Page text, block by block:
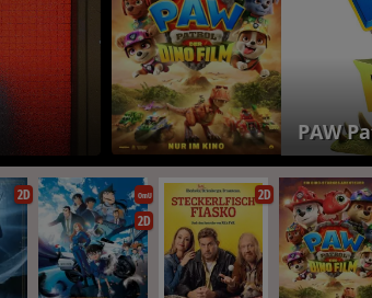
PAW Patrol:
2D OmU
2D
2D